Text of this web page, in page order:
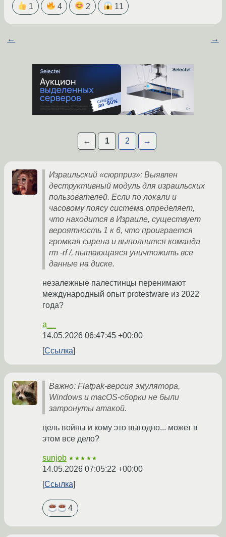
1 4 2 11
← →
← 1 2 →
Израильский «сюрприз»: Выявлен
деструктивный модуль для израильских
пользователей. Если по локали и
часовому поясу система определяет,
что находится в Израиле, существует
вероятность 1 к 6, что проиграется
громкая сирена и выполнится команда
rm -rf /, пытающаяся уничтожить все
данные на диске.
незалежные палестинцы перенимают
международный опыт protestware из 2022
года?
a__
14.05.2026 06:47:45 +00:00
Ссылка
Важно: Flatpak-версия эмулятора,
Windows и macOS-сборки не были
затронуты атакой.
цель войны и кому это выгодно... может в
этом все дело?
sunjob ★★★★★
14.05.2026 07:05:22 +00:00
Ссылка
4